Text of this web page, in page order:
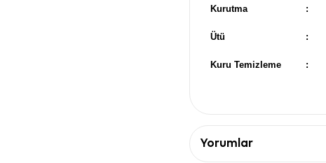
Kurutma :
Ütü :
Kuru Temizleme :
Yorumlar